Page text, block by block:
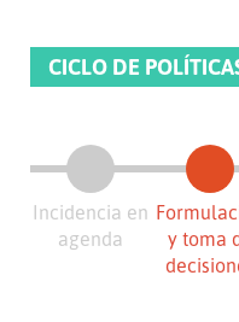
CICLO DE
Incidencia en
agenda
y toma